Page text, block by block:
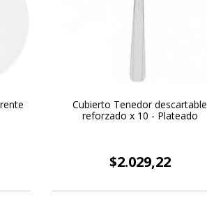
Cubierto Tenedor descartable
reforzado x 10 - Plateado
$2.029,22